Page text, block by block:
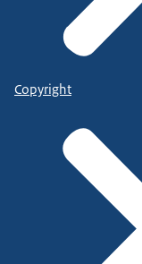
Copyright